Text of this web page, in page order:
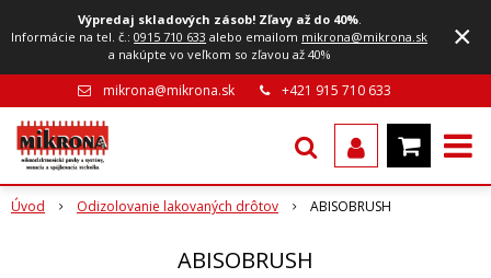
Výpredaj skladových zásob! Zľavy až do 40%.
Informácie na tel. č.:0915 710 633 alebo emailom mikrona@mikrona.sk
a nakúpte vo veľkom so zľavou až 40%
×
mikrona@mikrona.sk +421 915 710 633
Úvod Odizolovanie lakovaných drôtov ABISOBRUSH
ABISOBRUSH